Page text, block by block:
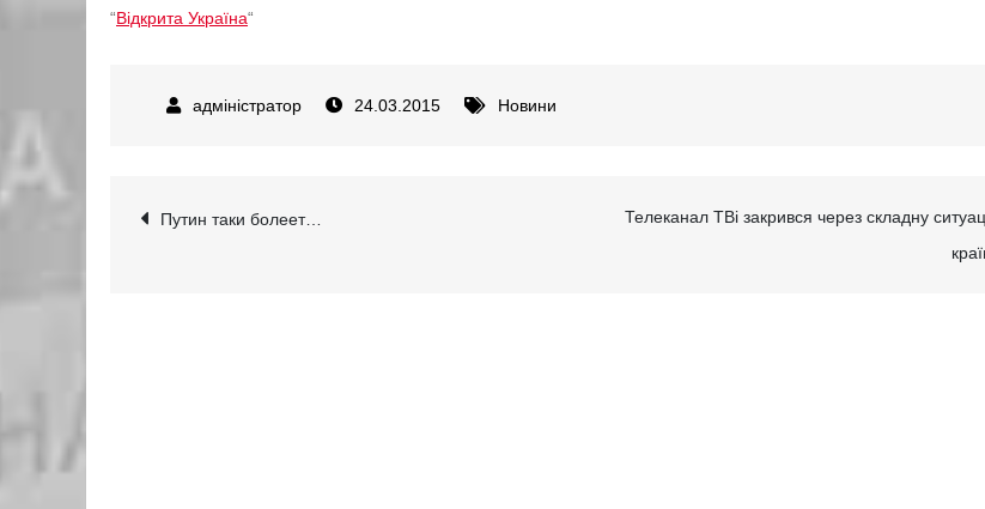
“Відкрита Україна“
24.03.2015 Новини
Навігація
Путин таки болеет…
Телеканал ТВі закрився через складну